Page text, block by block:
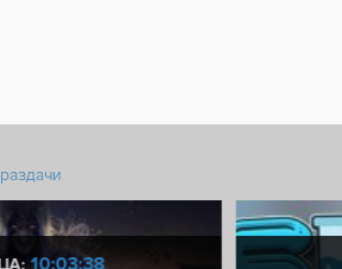
10:03:37